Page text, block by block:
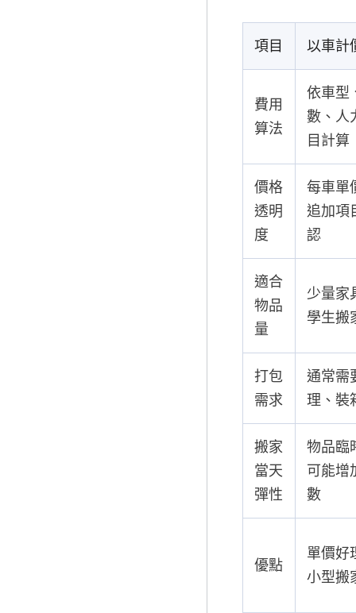
項目 以車計
費用
算法
依車型
數、人
目計算
價格
透明
度
每車單
追加項
認
適合
物品
量
少量家
學生搬
打包
需求
通常需
理、裝
搬家
當天
彈性
物品臨
可能增
數
優點
單價好
小型搬